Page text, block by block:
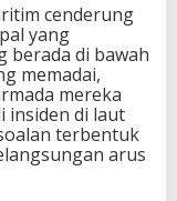
cenderung
yang
berada di bawah
memadai,
mereka
insiden di laut
terbentuk
arus